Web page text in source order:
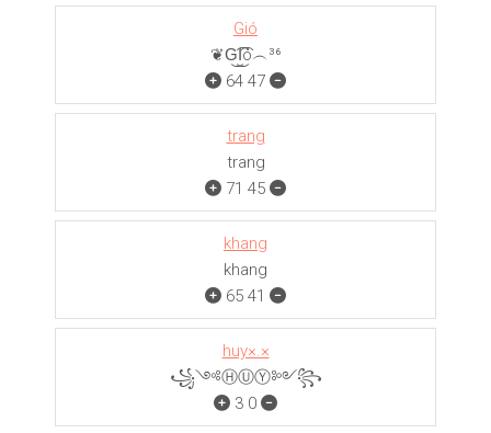
Gió
❦G͜͡I͜͡ó︵³⁶
64 47
trang
trang
71 45
khang
khang
65 41
huy×.×
꧁༺ⒽⓊⓎ༻꧂
3 0